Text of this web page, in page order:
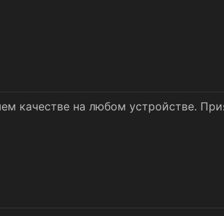
качестве на любом устройстве.